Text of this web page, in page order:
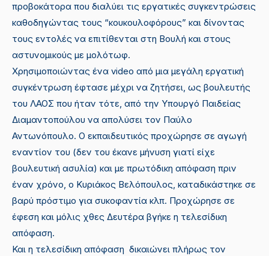
προβοκάτορα που διαλύει τις εργατικές συγκεντρώσεις
καθοδηγώντας τους “κουκουλοφόρους” και δίνοντας
τους εντολές να επιτίθενται στη Βουλή και στους
αστυνομικούς με μολότωφ.
Χρησιμοποιώντας ένα video από μια μεγάλη εργατική
συγκέντρωση έφτασε μέχρι να ζητήσει, ως βουλευτής
του ΛΑΟΣ που ήταν τότε, από την Υπουργό Παιδείας
Διαμαντοπούλου να απολύσει τον Παύλο
Αντωνόπουλο. Ο εκπαιδευτικός προχώρησε σε αγωγή
εναντίον του (δεν του έκανε μήνυση γιατί είχε
βουλευτική ασυλία) και με πρωτόδικη απόφαση πριν
έναν χρόνο, ο Κυριάκος Βελόπουλος, καταδικάστηκε σε
βαρύ πρόστιμο για συκοφαντία κλπ. Προχώρησε σε
έφεση και μόλις χθες Δευτέρα βγήκε η τελεσίδικη
απόφαση.
Και η τελεσίδικη απόφαση δικαιώνει πλήρως τον